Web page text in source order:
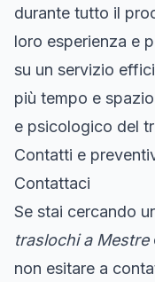
durante tutto il
loro esperienza e
su un servizio
più tempo e
e psicologico del
Contatti e
Contattaci
Se stai cercando
traslochi a Mestre
non esitare a